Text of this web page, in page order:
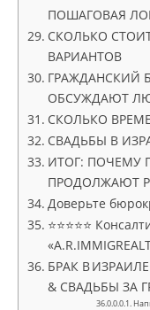
ПОШАГОВАЯ
СКОЛЬКО
ВАРИАНТОВ
ГРАЖДАНСКИЙ
ОБСУЖДАЮТ
СКОЛЬКО
СВАДЬБЫ В
ИТОГ: ПОЧЕМУ
ПРОДОЛЖАЮТ
Доверьте
⭐⭐⭐⭐⭐
БРАК В
& СВАДЬБЫ ЗА